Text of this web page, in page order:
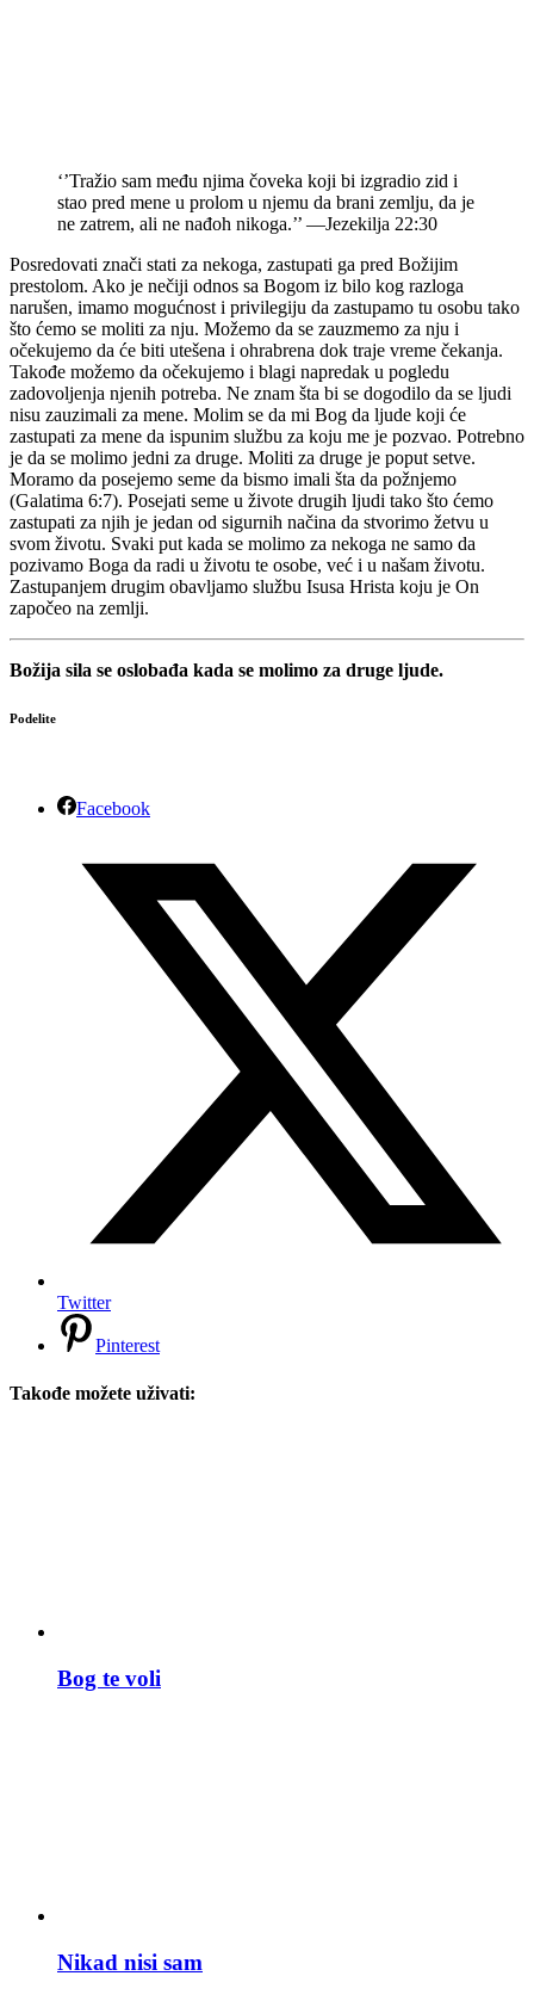
‘’Tražio sam među njima čoveka koji bi izgradio zid i
stao pred mene u prolom u njemu da brani zemlju, da je
ne zatrem, ali ne nađoh nikoga.’’ —Jezekilja 22:30
Posredovati znači stati za nekoga, zastupati ga pred Božijim
prestolom. Ako je nečiji odnos sa Bogom iz bilo kog razloga
narušen, imamo mogućnost i privilegiju da zastupamo tu osobu tako
što ćemo se moliti za nju. Možemo da se zauzmemo za nju i
očekujemo da će biti utešena i ohrabrena dok traje vreme čekanja.
Takođe možemo da očekujemo i blagi napredak u pogledu
zadovoljenja njenih potreba. Ne znam šta bi se dogodilo da se ljudi
nisu zauzimali za mene. Molim se da mi Bog da ljude koji će
zastupati za mene da ispunim službu za koju me je pozvao. Potrebno
je da se molimo jedni za druge. Moliti za druge je poput setve.
Moramo da posejemo seme da bismo imali šta da požnjemo
(Galatima 6:7). Posejati seme u živote drugih ljudi tako što ćemo
zastupati za njih je jedan od sigurnih načina da stvorimo žetvu u
svom životu. Svaki put kada se molimo za nekoga ne samo da
pozivamo Boga da radi u životu te osobe, već i u našam životu.
Zastupanjem drugim obavljamo službu Isusa Hrista koju je On
započeo na zemlji.
Božija sila se oslobađa kada se molimo za druge ljude.
Podelite
Facebook
Twitter
Pinterest
Takođe možete uživati:
Bog te voli
Nikad nisi sam